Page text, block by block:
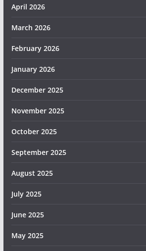
April 2026
March 2026
February 2026
January 2026
December 2025
November 2025
October 2025
September 2025
August 2025
July 2025
June 2025
May 2025